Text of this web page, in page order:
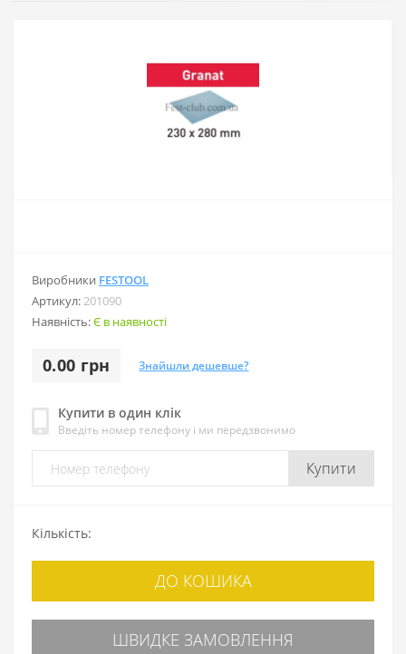
Виробники FESTOOL
Артикул:201090
Наявність:Є в наявності
0.00 грн Знайшли дешевше?
Купити в один клік
Введіть номер телефону і ми передзвонимо
Купити
Кількість:
ДО КОШИКА
ШВИДКЕ ЗАМОВЛЕННЯ